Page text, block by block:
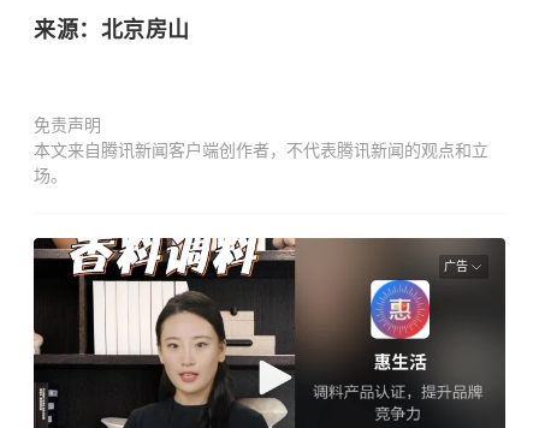
来源：北京房山
免责声明
本文来自腾讯新闻客户端创作者，不代表腾讯新闻的观点和立
场。
广告